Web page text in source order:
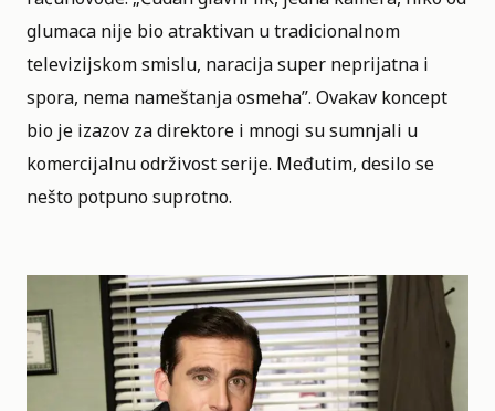
glumaca nije bio atraktivan u tradicionalnom
televizijskom smislu, naracija super neprijatna i
spora, nema nameštanja osmeha”. Ovakav koncept
bio je izazov za direktore i mnogi su sumnjali u
komercijalnu održivost serije. Međutim, desilo se
nešto potpuno suprotno.